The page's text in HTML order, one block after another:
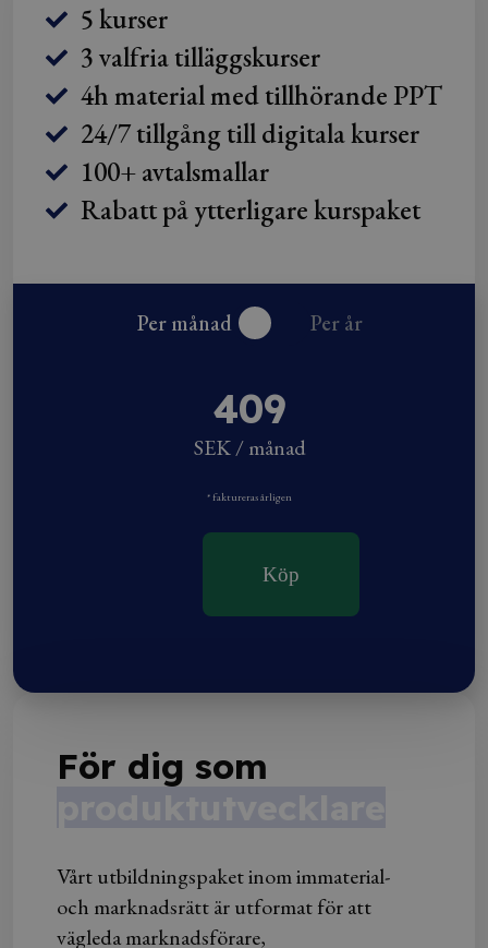
5 kurser
3 valfria tilläggskurser
4h material med tillhörande PPT
24/7 tillgång till digitala kurser
100+ avtalsmallar
Rabatt på ytterligare kurspaket
Per månad Per år
409
SEK / månad
* faktureras årligen
Köp
För dig som
Vårt utbildningspaket inom immaterial-
och marknadsrätt är utformat för att
vägleda marknadsförare,